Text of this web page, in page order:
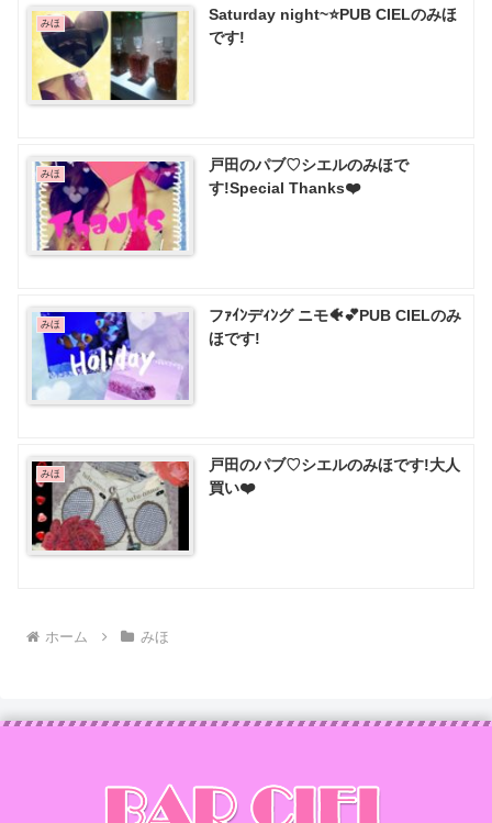
みほ
Saturday night~⭐PUB CIELのみほ
です!
みほ
戸田のパブ♡ シエルのみほで
す!Special Thanks❤️
みほ
フｧｲﾝデｨﾝグ ニモ🐠💕PUB CIELのみ
ほです!
みほ
戸田のパブ♡ シエルのみほです!大人
買い❤️
ホーム みほ